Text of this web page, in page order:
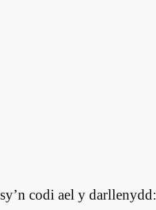
codi ael y darllenydd: